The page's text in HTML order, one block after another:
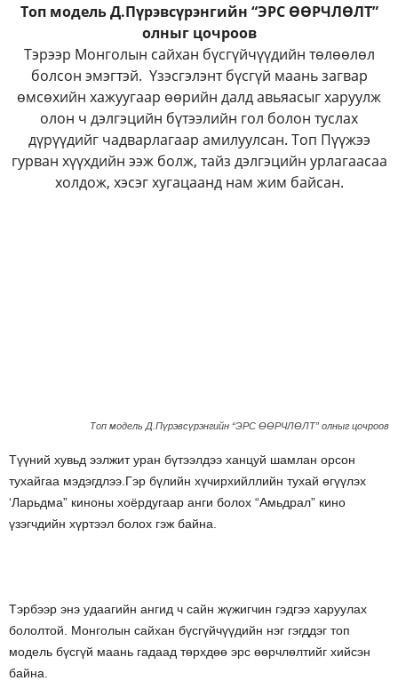
Топ модель Д.Пүрэвсүрэнгийн “ЭРС ӨӨРЧЛӨЛТ”
олныг цочроов
Тэрээр Монголын сайхан бүсгүйчүүдийн төлөөлөл
болсон эмэгтэй. Үзэсгэлэнт бүсгүй маань загвар
өмсөхийн хажуугаар өөрийн далд авьяасыг харуулж
олон ч дэлгэцийн бүтээлийн гол болон туслах
дүрүүдийг чадварлагаар амилуулсан. Топ Пүүжээ
гурван хүүхдийн ээж болж, тайз дэлгэцийн урлагаасаа
холдож, хэсэг хугацаанд нам жим байсан.
Топ модель Д.Пүрэвсүрэнгийн “ЭРС ӨӨРЧЛӨЛТ” олныг цочроов
Түүний хувьд ээлжит уран бүтээлдээ ханцуй шамлан орсон
тухайгаа мэдэгдлээ.Гэр бүлийн хүчирхийллийн тухай өгүүлэх
‘Ларьдма” киноны хоёрдугаар анги болох “Амьдрал” кино
үзэгчдийн хүртээл болох гэж байна.
Тэрбээр энэ удаагийн ангид ч сайн жүжигчин гэдгээ харуулах
бололтой. Монголын сайхан бүсгүйчүүдийн нэг гэгддэг топ
модель бүсгүй маань гадаад төрхдөө эрс өөрчлөлтийг хийсэн
байна.